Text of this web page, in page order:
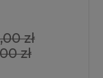
zł
zł